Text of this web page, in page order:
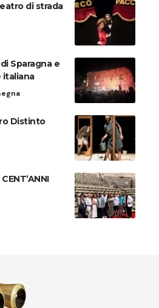
di strada
Sparagna e
italiana
Distinto